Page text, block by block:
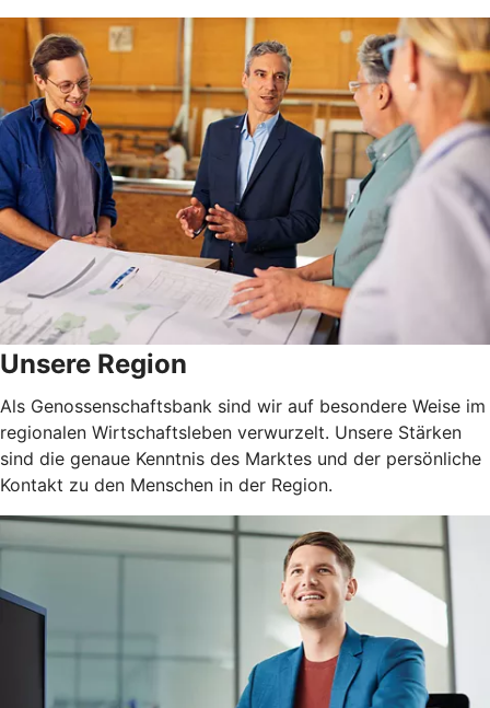
Unsere Region
Als Genossenschaftsbank sind wir auf besondere Weise im
regionalen Wirtschaftsleben verwurzelt. Unsere Stärken
sind die genaue Kenntnis des Marktes und der persönliche
Kontakt zu den Menschen in der Region.